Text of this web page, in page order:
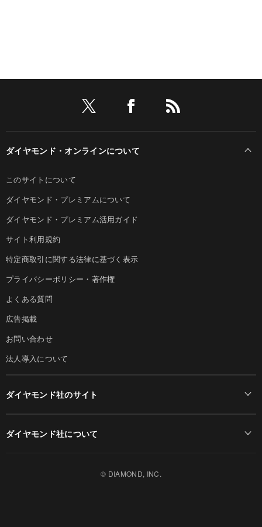
ダイヤモンド・オンラインについて
このサイトについて
ダイヤモンド・プレミアムについて
ダイヤモンド・プレミアム活用ガイド
サイト利用規約
特定商取引に関する法律に基づく表示
プライバシーポリシー・著作権
よくある質問
広告掲載
お問い合わせ
法人導入について
ダイヤモンド社のサイト
ダイヤモンド社について
© DIAMOND, INC.